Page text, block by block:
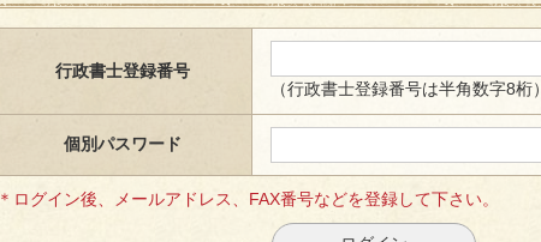
行政書士登録番号
（行政書士登録番号は半角数字8桁）
個別パスワード
＊ログイン後、メールアドレス、FAX番号などを登録して下さい。